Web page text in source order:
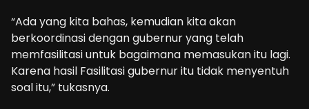
“Ada yang kita bahas, kemudian kita akan
berkoordinasi dengan gubernur yang telah
memfasilitasi untuk bagaimana memasukan itu lagi.
Karena hasil Fasilitasi gubernur itu tidak menyentuh
soal itu,” tukasnya.